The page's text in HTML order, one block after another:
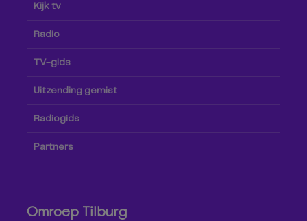
Kijk tv
Radio
TV-gids
Uitzending gemist
Radiogids
Partners
Omroep Tilburg